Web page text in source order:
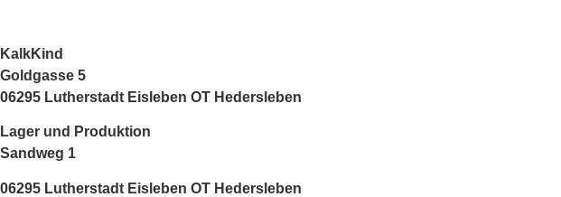
KalkKind
Goldgasse 5
06295 Lutherstadt Eisleben OT Hedersleben
Lager und Produktion
Sandweg 1
06295 Lutherstadt Eisleben OT Hedersleben